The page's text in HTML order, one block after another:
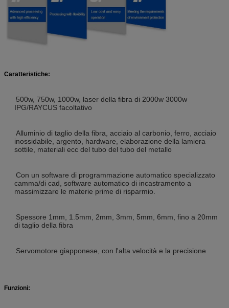
Caratteristiche:
500w, 750w, 1000w, laser della fibra di 2000w 3000w
IPG/RAYCUS facoltativo
Alluminio di taglio della fibra, acciaio al carbonio, ferro, acciaio
inossidabile, argento, hardware, elaborazione della lamiera
sottile, materiali ecc del tubo del tubo del metallo
Con un software di programmazione automatico specializzato
camma/di cad, software automatico di incastramento a
massimizzare le materie prime di risparmio.
Spessore 1mm, 1.5mm, 2mm, 3mm, 5mm, 6mm, fino a 20mm
di taglio della fibra
Servomotore giapponese, con l'alta velocità e la precisione
Funzioni: